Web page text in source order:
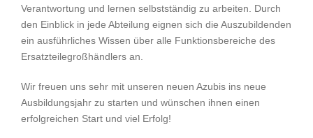
Verantwortung und lernen selbstständig zu arbeiten. Durch
den Einblick in jede Abteilung eignen sich die Auszubildenden
ein ausführliches Wissen über alle Funktionsbereiche des
Ersatzteilegroßhändlers an.
Wir freuen uns sehr mit unseren neuen Azubis ins neue
Ausbildungsjahr zu starten und wünschen ihnen einen
erfolgreichen Start und viel Erfolg!